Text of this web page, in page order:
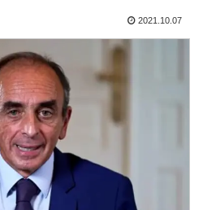
2021.10.07